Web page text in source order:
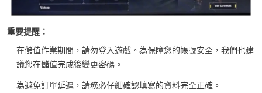
重要提醒：
在儲值作業期間，請勿登入遊戲。為保障您的帳號安全，我們也建
議您在儲值完成後變更密碼。
為避免訂單延遲，請務必仔細確認填寫的資料完全正確。